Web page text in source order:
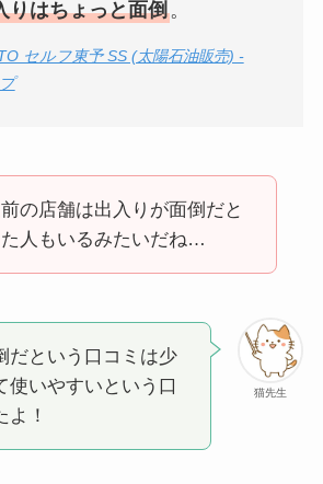
りはちょっと面倒。
セルフ東予 SS (太陽石油販売) -
の店舗は出入りが面倒だと
人もいるみたいだね…
猫先生
だという口コミは少
使いやすいという口
よ！